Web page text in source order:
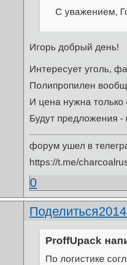
С уважением,
Игорь добрый день!
Интересует уголь,
Полипропилен
И цена нужна только
Будут предложения -
форум ушел в
https://t.me/
0
Поделиться
ProffUpack
По логистике